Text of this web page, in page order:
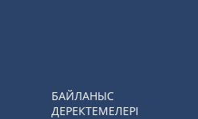
БАЙЛАНЫС
ДЕРЕКТЕМЕЛЕРІ